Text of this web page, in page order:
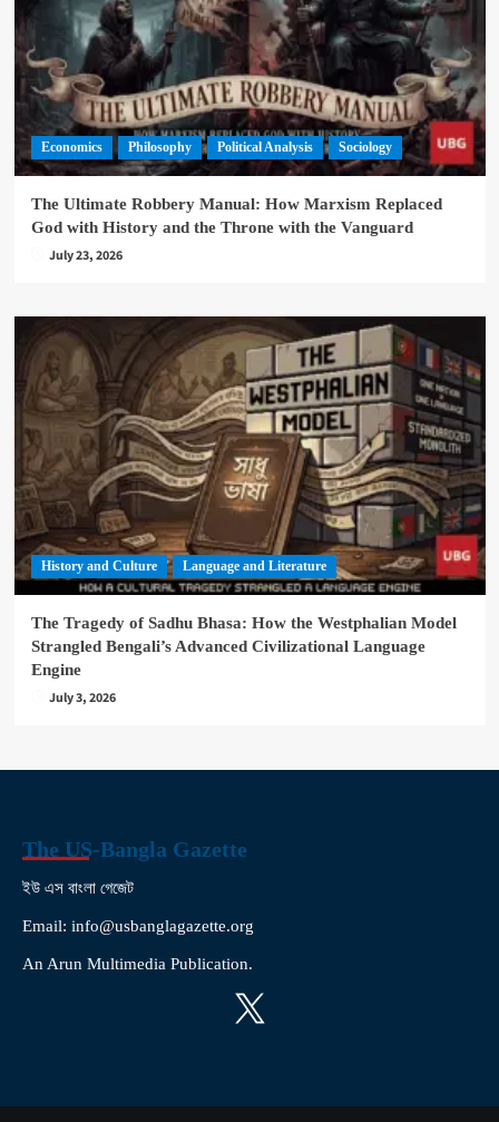
Economics Philosophy Political Analysis Sociology
The Ultimate Robbery Manual: How Marxism Replaced
God with History and the Throne with the Vanguard
July 23, 2026
History and Culture Language and Literature
The Tragedy of Sadhu Bhasa: How the Westphalian Model
Strangled Bengali’s Advanced Civilizational Language
Engine
July 3, 2026
The US-Bangla Gazette
ইউ এস বাংলা গেজেট
Email: info@usbanglagazette.org
An Arun Multimedia Publication.
X